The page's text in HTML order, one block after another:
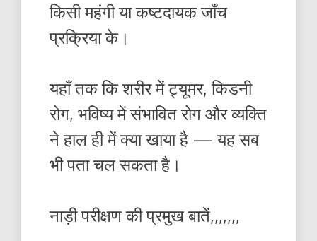
किसी महंगी या कष्टदायक जाँच
प्रक्रिया के।
यहाँ तक कि शरीर में ट्यूमर, किडनी
रोग, भविष्य में संभावित रोग और व्यक्ति
ने हाल ही में क्या खाया है — यह सब
भी पता चल सकता है।
नाड़ी परीक्षण की प्रमुख बातें,,,,,,,